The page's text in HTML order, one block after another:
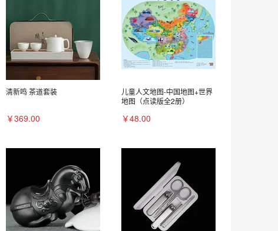
清新鸣 茶道套装
￥369.00
儿童人文地图-中国地图+世界
地图（点读版全2册）
￥48.00